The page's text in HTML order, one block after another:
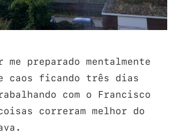
preparado mentalmente
caos ficando três dias
com o Francisco
correram melhor do